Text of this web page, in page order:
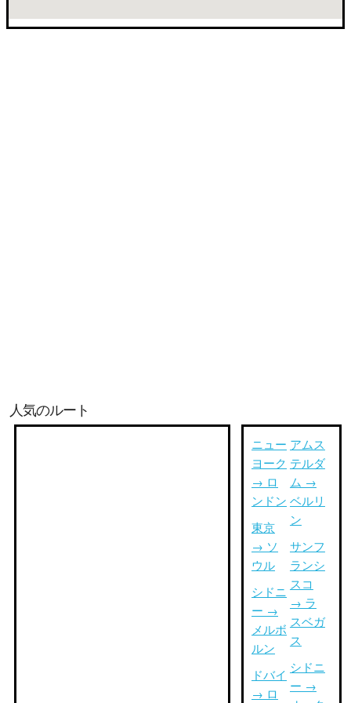
人気のルート
ニュー
ヨーク
→ ロ
ンドン
東京
→ ソ
ウル
シドニ
ー →
メルボ
ルン
ドバイ
→ ロ
アムス
テルダ
ム →
ベルリ
ン
サンフ
ランシ
スコ
→ ラ
スベガ
ス
シドニ
ー →